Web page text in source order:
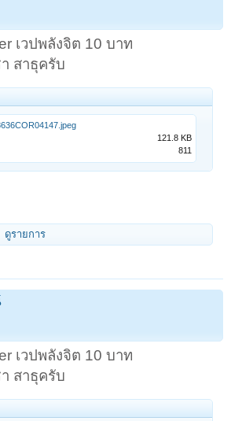
เวปพลังจิต 10 บาท
สาธุครับ
121.8 KB
811
ดูรายการ
เวปพลังจิต 10 บาท
สาธุครับ